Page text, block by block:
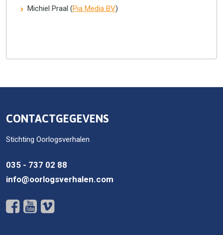
Michiel Praal (Pia Media BV)
CONTACTGEGEVENS
Stichting Oorlogsverhalen
035 - 737 02 88
info@oorlogsverhalen.com